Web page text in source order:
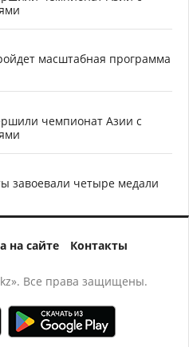
масштабная программа
чемпионат Азии с
завоевали четыре медали
на сайте Контакты
Все права защищены.